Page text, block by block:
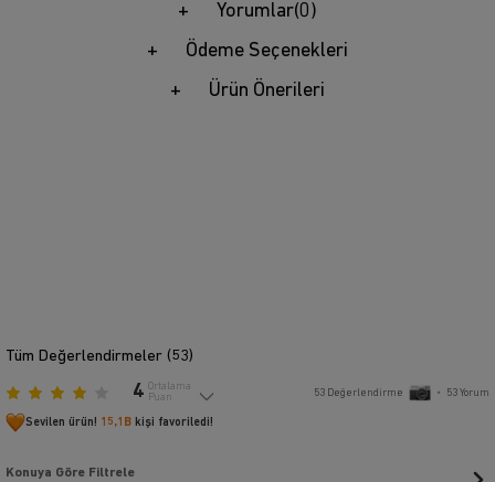
Yorumlar(0)
Ödeme Seçenekleri
Ürün Önerileri
Tüm Değerlendirmeler (53)
4 Ortalama
Puan
53 Değerlendirme • 53Yorum
Sevilen ürün! 15,1B kişi favoriledi!
Konuya Göre Filtrele